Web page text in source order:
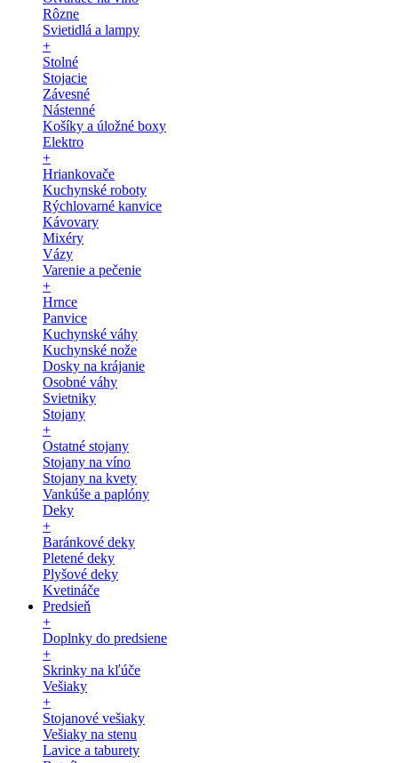
Rôzne
Svietidlá a lampy
+
Stolné
Stojacie
Závesné
Nástenné
Košíky a úložné boxy
Elektro
+
Hriankovače
Kuchynské roboty
Rýchlovarné kanvice
Kávovary
Mixéry
Vázy
Varenie a pečenie
+
Hrnce
Panvice
Kuchynské váhy
Kuchynské nože
Dosky na krájanie
Osobné váhy
Svietniky
Stojany
+
Ostatné stojany
Stojany na víno
Stojany na kvety
Vankúše a paplóny
Deky
+
Baránkové deky
Pletené deky
Plyšové deky
Kvetináče
Predsieň
+
Doplnky do predsiene
+
Skrinky na kľúče
Vešiaky
+
Stojanové vešiaky
Vešiaky na stenu
Lavice a taburety